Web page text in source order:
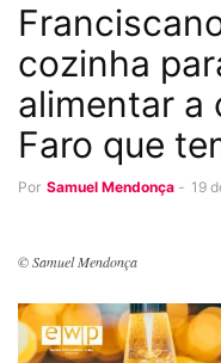
cozinha
alimentar a
Faro que
Por Samuel Mendonça - 19
© Samuel Mendonça